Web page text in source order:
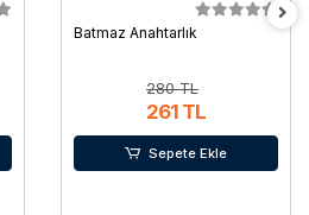
Batmaz Anahtarlık
280 TL
261 TL
Sepete Ekle